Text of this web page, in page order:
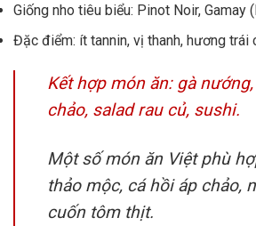
Giống nho tiêu biểu: Pinot Noir, Gamay
Đặc điểm: ít tannin, vị thanh, hương trái
Kết hợp món ăn: gà
chảo, salad rau củ, sushi.
Một số món ăn Việt phù
thảo mộc, cá hồi áp chảo,
cuốn tôm thịt.